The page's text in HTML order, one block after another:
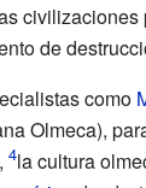
de
como
Olmeca),
la cultura